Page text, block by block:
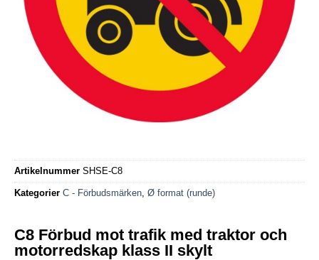
Artikelnummer SHSE-C8
Kategorier C - Förbudsmärken Ø format (runde)
C8 Förbud mot trafik med traktor och
motorredskap klass II skylt